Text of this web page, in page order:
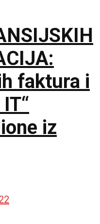
faktura i
iz